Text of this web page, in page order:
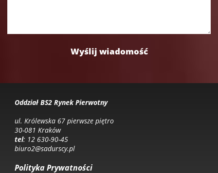
Oddział BS2 Rynek Pierwotny
ul. Królewska 67 pierwsze piętro
30-081 Kraków
tel: 12 630-90-45
biuro2@sadurscy.pl
Polityka Prywatności